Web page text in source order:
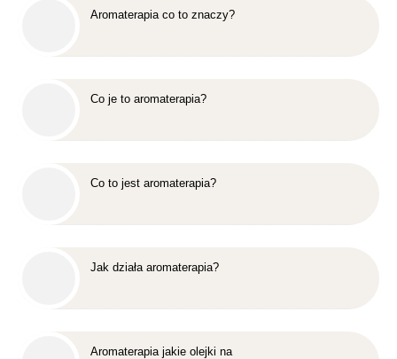
Aromaterapia co to znaczy?
Co je to aromaterapia?
Co to jest aromaterapia?
Jak działa aromaterapia?
Aromaterapia jakie olejki na